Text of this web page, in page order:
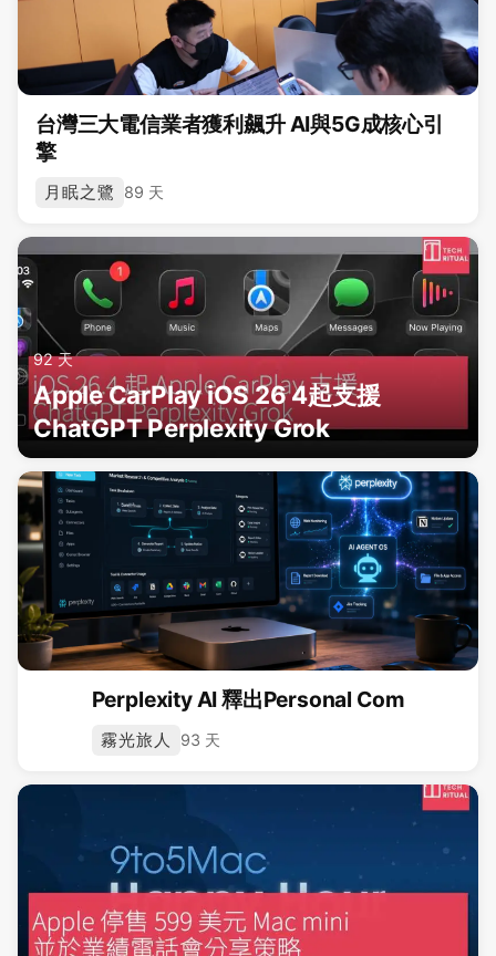
台灣三大電信業者獲利飆升 AI與5G成核心引
擎
月眠之鷺 89 天
92 天
Apple CarPlay iOS 26 4起支援
ChatGPT Perplexity Grok
Perplexity AI 釋出Personal Com
霧光旅人 93 天